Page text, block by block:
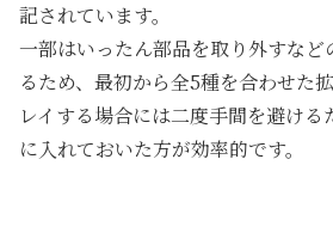
記されています。
一部はいったん部品を取り外すなど
るため、最初から全5種を合わせた
レイする場合には二度手間を避け
に入れておいた方が効率的です。